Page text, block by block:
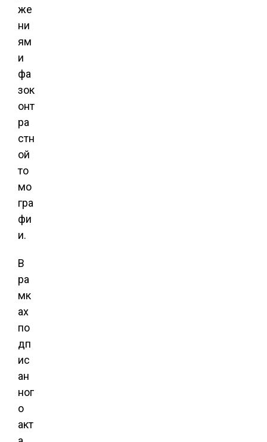
же
ни
ям
и
фа
зок
онт
ра
стн
ой
то
мо
гра
фи
и.
В
ра
мк
ах
по
дп
ис
ан
ног
о
акт